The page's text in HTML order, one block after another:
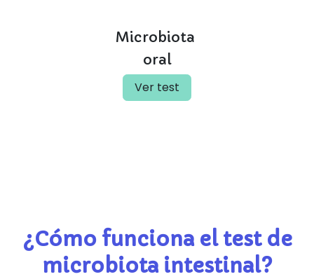
Microbiota
oral
Ver test
¿Cómo funciona el test de
microbiota intestinal?